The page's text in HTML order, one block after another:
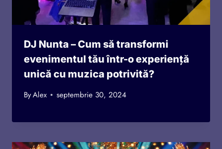
DJ Nunta – Cum să transformi
evenimentul tău într-o experiență
unică cu muzica potrivită?
ByAlex septembrie 30, 2024